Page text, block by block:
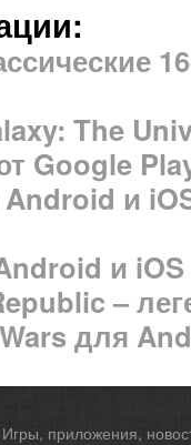
The
Google
и
и iOS
–
для
приложения,